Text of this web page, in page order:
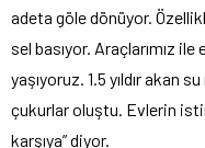
adeta göle dönüyor.
sel basıyor. Araçlarımız
yaşıyoruz. 1.5 yıldır akan
çukurlar oluştu. Evlerin
karşıya” diyor.